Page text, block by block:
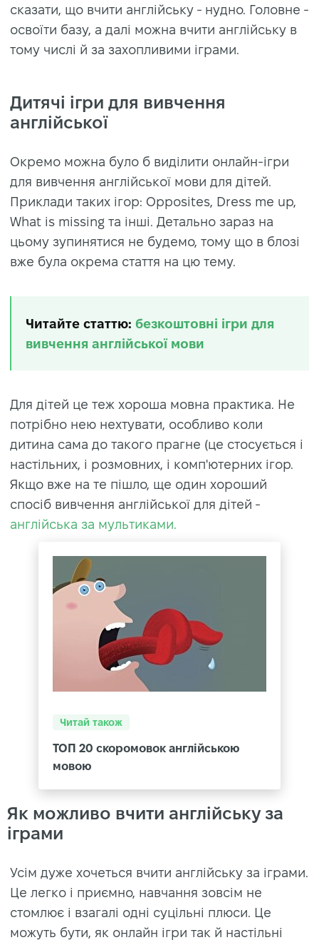
сказати, що вчити англійську - нудно. Головне -
освоїти базу, а далі можна вчити англійську в
тому числі й за захопливими іграми.
Дитячі ігри для вивчення
англійської
Окремо можна було б виділити онлайн-ігри
для вивчення англійської мови для дітей.
Приклади таких ігор: Opposites, Dress me up,
What is missing та інші. Детально зараз на
цьому зупинятися не будемо, тому що в блозі
вже була окрема стаття на цю тему.
Читайте статтю: безкоштовні ігри для
вивчення англійської мови
Для дітей це теж хороша мовна практика. Не
потрібно нею нехтувати, особливо коли
дитина сама до такого прагне (це стосується і
настільних, і розмовних, і комп'ютерних ігор.
Якщо вже на те пішло, ще один хороший
спосіб вивчення англійської для дітей -
англійська за мультиками.
Читай також
ТОП 20 скоромовок англійською
мовою
Як можливо вчити англійську за
іграми
Усім дуже хочеться вчити англійську за іграми.
Це легко і приємно, навчання зовсім не
стомлює і взагалі одні суцільні плюси. Це
можуть бути, як онлайн ігри так й настільні